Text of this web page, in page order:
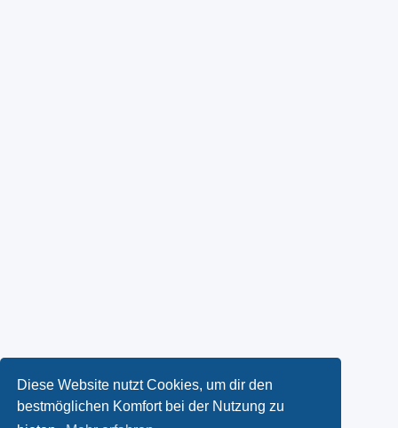
Diese Website nutzt Cookies, um dir den
bestmöglichen Komfort bei der Nutzung zu